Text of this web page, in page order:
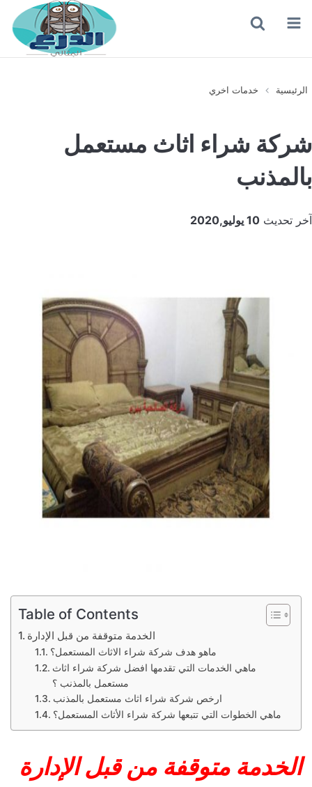
القائمة
عن الرئيسية خدمات اخري
شركة شراء اثاث مستعمل
بالمذنب
آخر تحديث 10 يوليو,2020
Table of Contents
ماهو هدف شركة شراء الاثاث المستعمل؟
ماهي الخدمات التي تقدمها افضل شركة شراء اثاث
مستعمل بالمذنب ؟
ماهي الخطوات التي تتبعها شركة شراء الأثاث المستعمل؟
الخدمة متوقفة من قبل الإدارة